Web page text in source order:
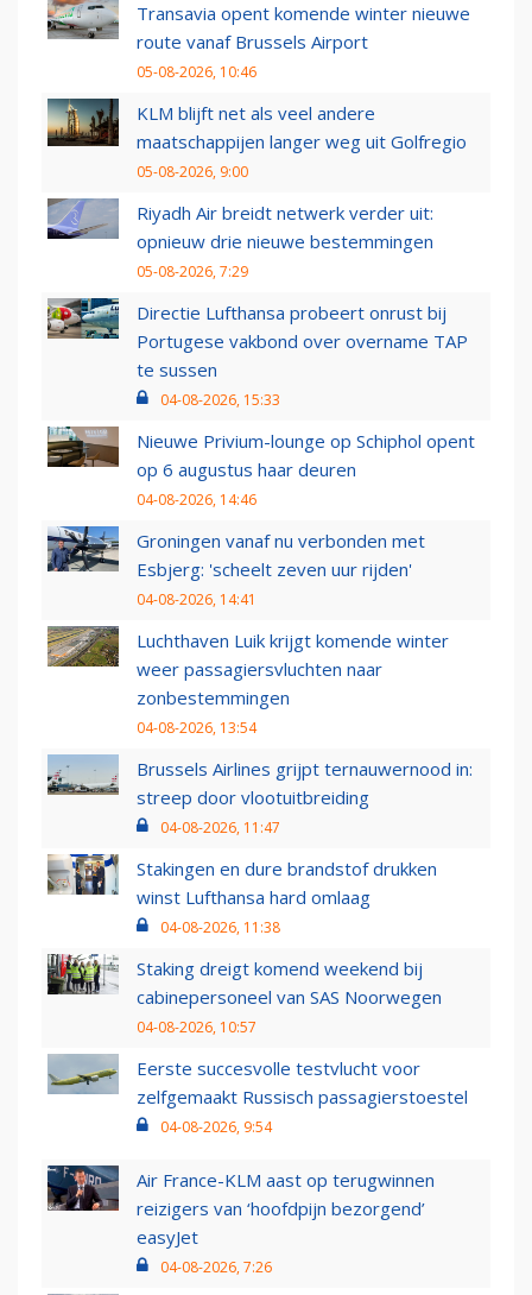
Transavia opent komende winter nieuwe
route vanaf Brussels Airport
05-08-2026, 10:46
KLM blijft net als veel andere
maatschappijen langer weg uit Golfregio
05-08-2026, 9:00
Riyadh Air breidt netwerk verder uit:
opnieuw drie nieuwe bestemmingen
05-08-2026, 7:29
Directie Lufthansa probeert onrust bij
Portugese vakbond over overname TAP
te sussen
04-08-2026, 15:33
Nieuwe Privium-lounge op Schiphol opent
op 6 augustus haar deuren
04-08-2026, 14:46
Groningen vanaf nu verbonden met
Esbjerg: 'scheelt zeven uur rijden'
04-08-2026, 14:41
Luchthaven Luik krijgt komende winter
weer passagiersvluchten naar
zonbestemmingen
04-08-2026, 13:54
Brussels Airlines grijpt ternauwernood in:
streep door vlootuitbreiding
04-08-2026, 11:47
Stakingen en dure brandstof drukken
winst Lufthansa hard omlaag
04-08-2026, 11:38
Staking dreigt komend weekend bij
cabinepersoneel van SAS Noorwegen
04-08-2026, 10:57
Eerste succesvolle testvlucht voor
zelfgemaakt Russisch passagierstoestel
04-08-2026, 9:54
Air France-KLM aast op terugwinnen
reizigers van ‘hoofdpijn bezorgend’
easyJet
04-08-2026, 7:26